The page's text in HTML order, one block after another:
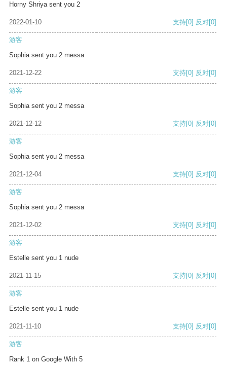
Horny Shriya sent you 2
2022-01-10 支持[0] 反对[0]
游客
Sophia sent you 2 messa
2021-12-22 支持[0] 反对[0]
游客
Sophia sent you 2 messa
2021-12-12 支持[0] 反对[0]
游客
Sophia sent you 2 messa
2021-12-04 支持[0] 反对[0]
游客
Sophia sent you 2 messa
2021-12-02 支持[0] 反对[0]
游客
Estelle sent you 1 nude
2021-11-15 支持[0] 反对[0]
游客
Estelle sent you 1 nude
2021-11-10 支持[0] 反对[0]
游客
Rank 1 on Google With 5